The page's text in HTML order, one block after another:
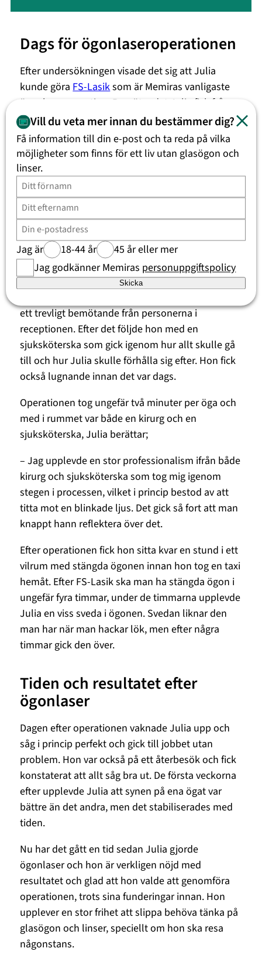
Dags för ögonlaseroperationen
Efter undersökningen visade det sig att Julia
kunde göra FS-Lasiksom är Memiras vanligaste
ögonlaseroperation. Bemötandet Julia fick från
Memira i Hagastadengjorde så hon fick
förtroende och slutligen bestämde sig för att göra
operationen. En tid bokades in redan samma
månad och plötsligt var dagen kommen och Julia
hade höga förväntningar;
– Att kunna se utan glasögon eller linser skulle ju
vara något livsförändrande för mig. En del av mina
rädslor bestod i att operationen inte skulle leva
upp till mina förväntningar, förklarar hon.
Hon tog ledigt från sitt jobb och åkte till Memira
ett trevligt bemötande från personerna i
receptionen. Efter det följde hon med en
sjuksköterska som gick igenom hur allt skulle gå
till och hur Julia skulle förhålla sig efter. Hon fick
också lugnande innan det var dags.
Operationen tog ungefär två minuter per öga och
med i rummet var både en kirurg och en
sjuksköterska, Julia berättar;
– Jag upplevde en stor professionalism ifrån både
kirurg och sjuksköterska som tog mig igenom
stegen i processen, vilket i princip bestod av att
titta mot en blinkade ljus. Det gick så fort att man
knappt hann reflektera över det.
Efter operationen fick hon sitta kvar en stund i ett
vilrum med stängda ögonen innan hon tog en taxi
hemåt. Efter FS-Lasik ska man ha stängda ögon i
ungefär fyra timmar, under de timmarna upplevde
Julia en viss sveda i ögonen. Svedan liknar den
man har när man hackar lök, men efter några
timmar gick den över.
Tiden och resultatet efter
ögonlaser
Dagen efter operationen vaknade Julia upp och
såg i princip perfekt och gick till jobbet utan
problem. Hon var också på ett återbesök och fick
konstaterat att allt såg bra ut. De första veckorna
efter upplevde Julia att synen på ena ögat var
bättre än det andra, men det stabiliserades med
tiden.
Nu har det gått en tid sedan Julia gjorde
ögonlaser och hon är verkligen nöjd med
resultatet och glad att hon valde att genomföra
operationen, trots sina funderingar innan. Hon
upplever en stor frihet att slippa behöva tänka på
glasögon och linser, speciellt om hon ska resa
någonstans.
Vill du veta mer innan du bestämmer dig?
Få information till din e-post och ta reda på vilka
möjligheter som finns för ett liv utan glasögon och
linser.
Jag är 18-44 år
45 år eller mer
Jag godkänner Memiras personuppgiftspolicy
Skicka